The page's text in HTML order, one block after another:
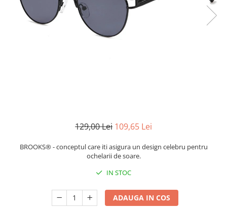
CERCEI
CEASURI DAMA
129,00 Lei 109,65 Lei
BROOKS® - conceptul care iti asigura un design celebru pentru
ochelarii de soare.
IN STOC
ADAUGA IN COS